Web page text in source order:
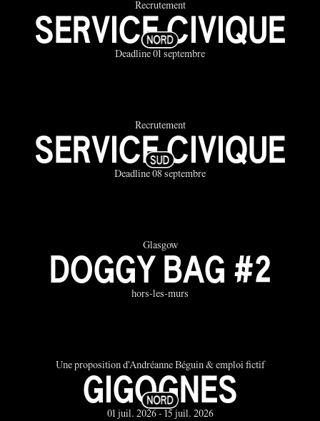
Recrutement
SERVICE CIVIQUE
Deadline 01 septembre
Recrutement
SERVICE CIVIQUE
Deadline 08 septembre
Glasgow
DOGGY BAG #2
hors-les-murs
Une proposition d'Andréanne Béguin & emploi fictif
GIGOGNES
01 juil. 2026 - 15 juil. 2026